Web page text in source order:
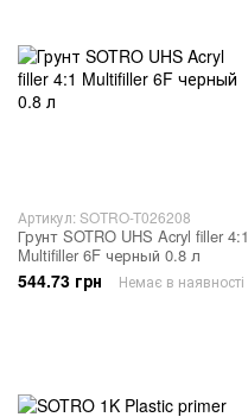
Артикул: SOTRO-T026208
Грунт SOTRO UHS Acryl filler 4:1
Multifiller 6F черный 0.8 л
544.73 грн Немає в наявності